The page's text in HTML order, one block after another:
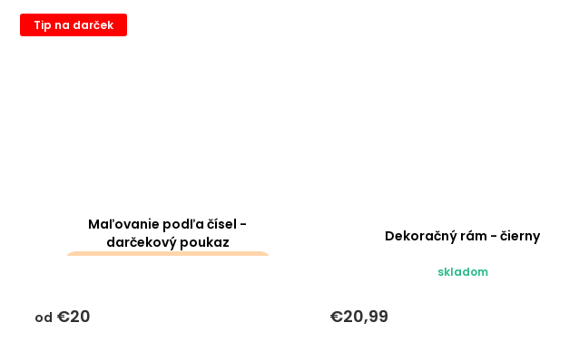
Tip na darček
Maľovanie podľa čísel -
darčekový poukaz
od €20
Dekoračný rám - čierny
skladom
€20,99